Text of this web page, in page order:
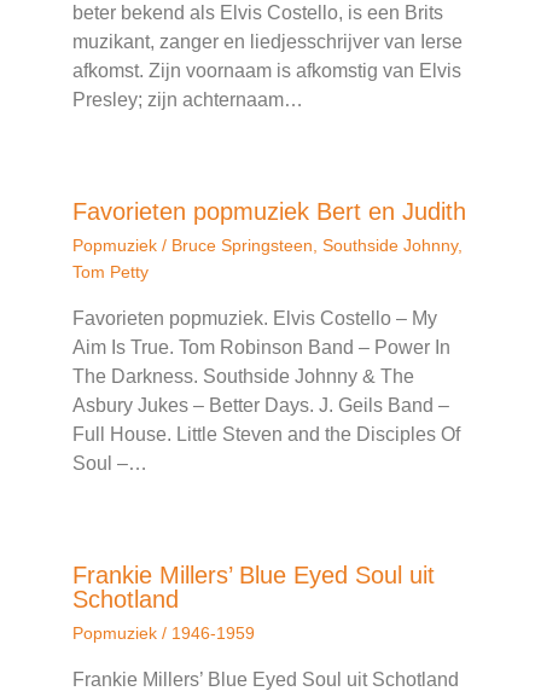
beter bekend als Elvis Costello, is een Brits
muzikant, zanger en liedjesschrijver van Ierse
afkomst. Zijn voornaam is afkomstig van Elvis
Presley; zijn achternaam…
Favorieten popmuziek Bert en Judith
Popmuziek / Bruce Springsteen Southside Johnny,
Tom Petty
Favorieten popmuziek. Elvis Costello – My
Aim Is True. Tom Robinson Band – Power In
The Darkness. Southside Johnny & The
Asbury Jukes – Better Days. J. Geils Band –
Full House. Little Steven and the Disciples Of
Soul –…
Frankie Millers’ Blue Eyed Soul uit
Schotland
Popmuziek / 1946-1959
Frankie Millers’ Blue Eyed Soul uit Schotland